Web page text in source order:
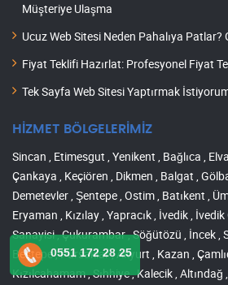
Müşteriye Ulaşma
Ucuz Web Sitesi Neden Pahalıya Patlar?
Fiyat Teklifi Hazırlat: Profesyonel Fiyat
Tek Sayfa Web Sitesi Yaptırmak
HİZMET BÖLGELERİMİZ
Sincan , Etimesgut , Yenikent , Bağlıca ,
Çankaya , Keçiören , Dikmen , Balgat ,
Demetevler , Şentepe , Ostim , Batıkent ,
Eryaman , Kızılay , Yapracık , İvedik ,
Sanayisi , Çukurambar , Söğütözü , İncek ,
Beştepe , Pursaklar , Akyurt , Kazan ,
Kızılcahamam , Sıhhiye , Kalecik ,
0551 172 28 25